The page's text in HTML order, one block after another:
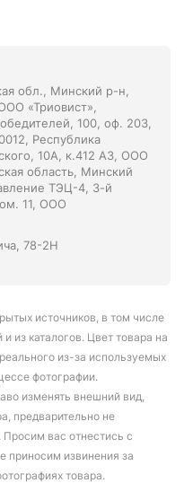
обл., Минский р-н,
«Триовист»,
100, оф. 203,
Республика
10А, к.412 АЗ, ООО
область, Минский
ТЭЦ-4, 3-й
11, ООО
78-2Н
источников, в том числе
из каталогов. Цвет товара на
из-за используемых
фотографии.
изменять внешний вид,
предварительно не
вас отнестись с
приносим извинения за
товара.